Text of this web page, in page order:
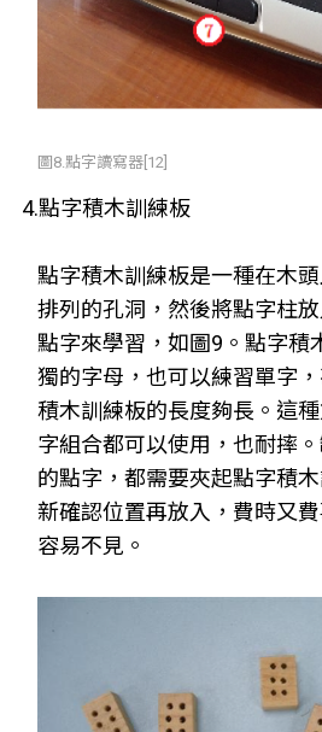
圖8.點字讀寫器[12]
4.點字積木訓練板
點字積木訓練板是一種在木
排列的孔洞，然後將點字柱
點字來學習，如圖9。點字積
獨的字母，也可以練習單字
積木訓練板的長度夠長。這
字組合都可以使用，也耐摔
的點字，都需要夾起點字積
新確認位置再放入，費時又
容易不見。